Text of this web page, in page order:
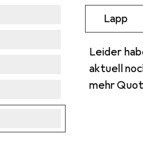
Lapp
Leider
aktuell
mehr